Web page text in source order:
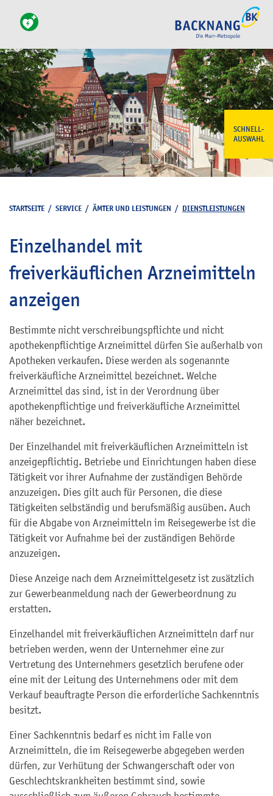
SCHNELL-
AUSWAHL
STARTSEITE / SERVICE / ÄMTER UND LEISTUNGEN / DIENSTLEISTUNGEN
Einzelhandel mit
freiverkäuflichen Arzneimitteln
anzeigen
Bestimmte nicht verschreibungspflichte und nicht
apothekenpflichtige Arzneimittel dürfen Sie außerhalb von
Apotheken verkaufen. Diese werden als sogenannte
freiverkäufliche Arzneimittel bezeichnet. Welche
Arzneimittel das sind, ist in der Verordnung über
apothekenpflichtige und freiverkäufliche Arzneimittel
näher bezeichnet.
Der Einzelhandel mit freiverkäuflichen Arzneimitteln ist
anzeigepflichtig. Betriebe und Einrichtungen haben diese
Tätigkeit vor ihrer Aufnahme der zuständigen Behörde
anzuzeigen. Dies gilt auch für Personen, die diese
Tätigkeiten selbständig und berufsmäßig ausüben. Auch
für die Abgabe von Arzneimitteln im Reisegewerbe ist die
Tätigkeit vor Aufnahme bei der zuständigen Behörde
anzuzeigen.
Diese Anzeige nach dem Arzneimittelgesetz ist zusätzlich
zur Gewerbeanmeldung nach der Gewerbeordnung zu
erstatten.
Einzelhandel mit freiverkäuflichen Arzneimitteln darf nur
betrieben werden, wenn der Unternehmer eine zur
Vertretung des Unternehmers gesetzlich berufene oder
eine mit der Leitung des Unternehmens oder mit dem
Verkauf beauftragte Person die erforderliche Sachkenntnis
besitzt.
Einer Sachkenntnis bedarf es nicht im Falle von
Arzneimitteln, die im Reisegewerbe abgegeben werden
dürfen, zur Verhütung der Schwangerschaft oder von
Geschlechtskrankheiten bestimmt sind, sowie